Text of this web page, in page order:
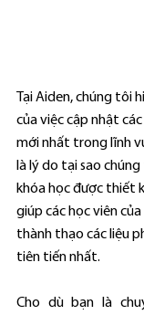
Tại Aiden, chúng tôi
của việc cập nhật
mới nhất trong lĩnh
là lý do tại sao
khóa học được thiết
giúp các học viên
thành thạo các liệu
tiên tiến nhất.
Cho dù bạn là